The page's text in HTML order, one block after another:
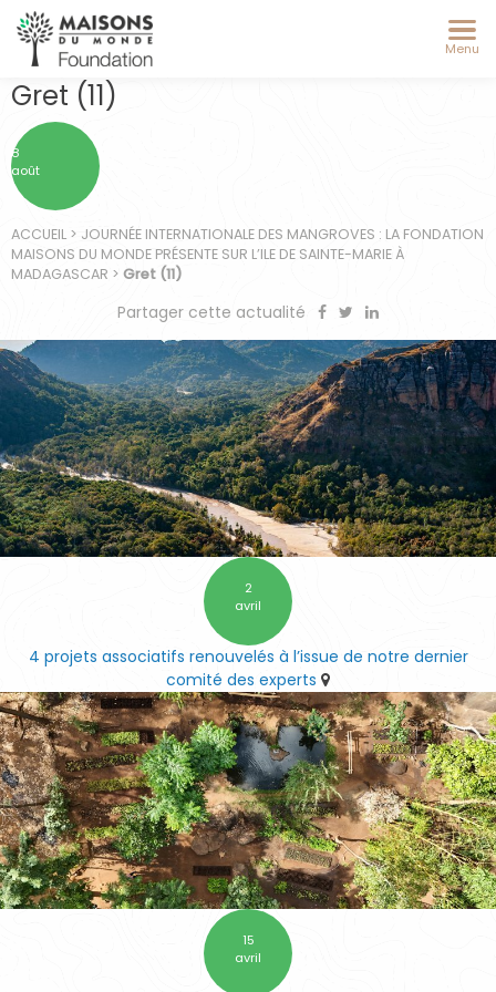
Menu
Gret (11)
8
août
ACCUEIL > JOURNÉE INTERNATIONALE DES MANGROVES : LA FONDATION
MAISONS DU MONDE PRÉSENTE SUR L’ILE DE SAINTE-MARIE À
MADAGASCAR > Gret (11)
Partager cette actualité
2
avril
4 projets associatifs renouvelés à l’issue de notre dernier
comité des experts
15
avril